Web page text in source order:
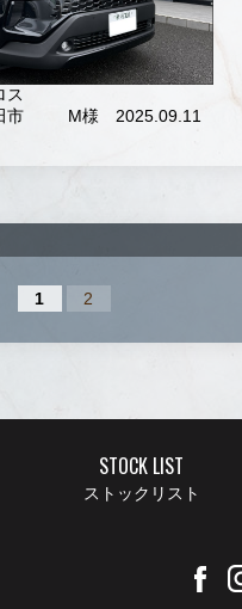
ス
市
M様 2025.09.11
1 2
STOCK LIST
ストックリスト